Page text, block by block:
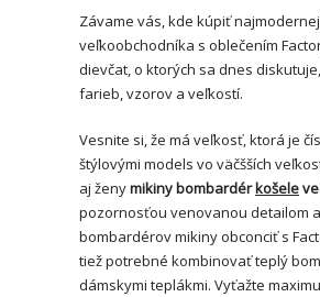
Závame vás, kde kúpiť
veľkoobchodníka s oblečením
dievčat, o ktorých sa dnes
farieb, vzorov a veľkostí.
Vesnite si, že má veľkosť, ktorá je
štýlovými models vo väčšších
aj ženymikiny bombardérkošele
pozornosťou venovanou detailom
bombardérov mikiny obconciť s
tiež potrebné kombinovať teplý
dámskymi teplákmi. Vyťažte